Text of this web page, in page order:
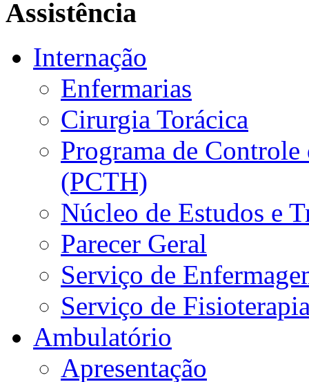
Assistência
Internação
Enfermarias
Cirurgia Torácica
Programa de
(PCTH)
Núcleo de Estudos e
Parecer Geral
Serviço de
Serviço de
Ambulatório
Apresentação